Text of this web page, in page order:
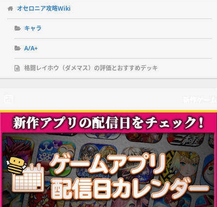
オセロニア攻略Wiki
キャラ
A/A+
格闘レイホウ（ダメマス）の評価とおすすめデッキ